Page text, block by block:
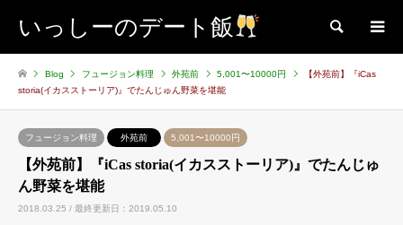
いっしーのデート飯 検索
Blog フュージョン料理 外苑前 5,001〜10000円
【外苑前】『iCas
storia(イカスストーリア)』でたんじゅん野菜を堪能
フュージョン料理 外苑前 5,001〜10000円
【外苑前】『iCas storia(イカスストーリア)』でたんじゅ
ん野菜を堪能
2018.03.25 / 最終更新日：2019.05.10